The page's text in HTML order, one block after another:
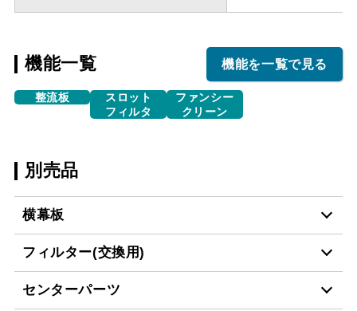
機能一覧 機能を一覧で見る
整流板
スロット
フィルタ
ファンシー
クリーン
別売品
横幕板
YMP33-MKR570 W ¥5,720（税抜価格 ￥
フィルター(交換用)
センターパーツ